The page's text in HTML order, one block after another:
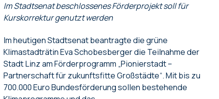
Im Stadtsenat beschlossenes Förderprojekt soll für
Kurskorrektur genutzt werden
Im heutigen Stadtsenat beantragte die grüne
Klimastadträtin Eva Schobesberger die Teilnahme der
Stadt Linz am Förderprogramm „Pionierstadt –
Partnerschaft für zukunftsfitte Großstädte“. Mit bis zu
700.000 Euro Bundesförderung sollen bestehende